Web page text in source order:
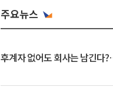
주요뉴스
후계자 없어도 회사는 남긴다